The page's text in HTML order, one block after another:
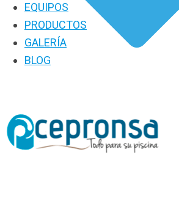
EQUIPOS
PRODUCTOS
GALERÍA
BLOG
PRODUCTOS